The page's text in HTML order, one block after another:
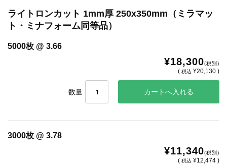
ライトロンカット 1mm厚 250x350mm（ミラマッ
ト・ミナフォーム同等品）
5000枚 @ 3.66
¥18,300(税別)
(税込 ¥20,130 )
数量
3000枚 @ 3.78
¥11,340(税別)
(税込 ¥12,474 )